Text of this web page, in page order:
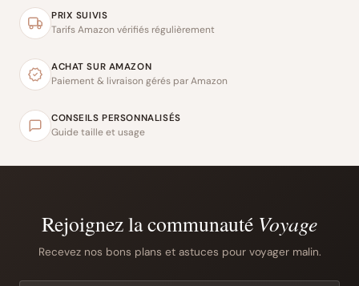
PRIX SUIVIS
Tarifs Amazon vérifiés régulièrement
ACHAT SUR AMAZON
Paiement & livraison gérés par Amazon
CONSEILS PERSONNALISÉS
Guide taille et usage
Rejoignez la communauté Voyage
Recevez nos bons plans et astuces pour voyager malin.